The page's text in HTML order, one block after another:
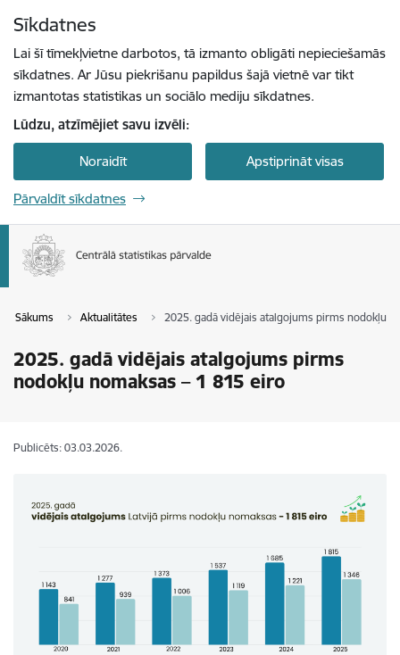
Sīkdatnes
Lai šī tīmekļvietne darbotos, tā izmanto obligāti nepieciešamās
sīkdatnes. Ar Jūsu piekrišanu papildus šajā vietnē var tikt
izmantotas statistikas un sociālo mediju sīkdatnes.
Lūdzu, atzīmējiet savu izvēli:
Noraidīt Apstiprināt visas
Pārvaldīt sīkdatnes
Sākums Aktualitātes 2025. gadā vidējais atalgojums pirms nodokļu
2025. gadā vidējais atalgojums pirms
nodokļu nomaksas – 1 815 eiro
Publicēts: 03.03.2026.